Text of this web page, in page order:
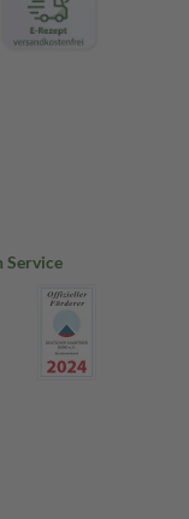
Service